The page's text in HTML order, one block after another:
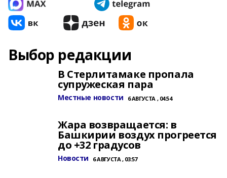
Выбор редакции
В Стерлитамаке пропала
супружеская пара
Местные новости 6 АВГУСТА , 04:54
Жара возвращается: в
Башкирии воздух прогреется
до +32 градусов
Новости 6 АВГУСТА , 03:57